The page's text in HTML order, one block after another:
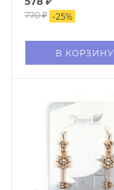
770₽ -25%
В КОРЗИНУ